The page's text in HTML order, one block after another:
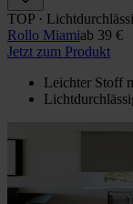
TOP ·
Rollo Miamiab 39 €
Jetzt zum Produkt
Leichter Stoff